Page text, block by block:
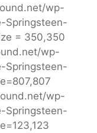
wp-
Springsteen-
= 350,350
wp-
Springsteen-
wp-
Springsteen-